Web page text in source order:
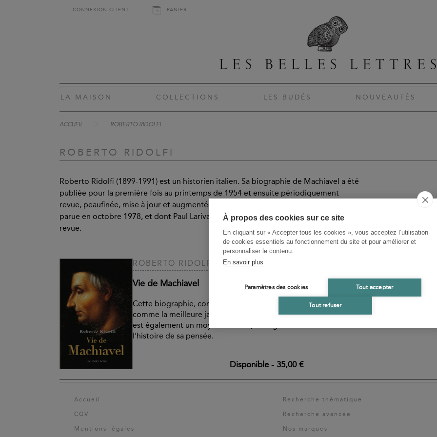
À propos des cookies sur ce site
En cliquant sur « Accepter tous les cookies », vous acceptez l’utilisation
de cookies essentiels au fonctionnement du site et pour améliorer et
personnaliser le contenu.
En savoir plus
Paramètres des cookies Tout accepter
Tout refuser
CONNEXION CLIENT PANIER
LA MAISON COLLECTIONS LES BUDÉS NOUVEAUTÉS
ACCUEIL ROBERTO RIDOLFI
ROBERTO RIDOLFI
Roberto Ridolfi (1899-1991) est un historien italien. Sa biographie de Machiavel a été
publiée pour la première fois au printemps de 1954 et ensuite périodiquement
revue, peaufinée, mise à jour et augmentée jusqu’à la septième et dernière édition,
parue en octobre 1978, et dont Paul Larivaille donne ici la traduction et l’annotation
revue.
ROBERTO RIDOLFI
Vie de Machiavel
Cette biographie, considérée par beaucoup
comme la meilleure jamais dédiée à Machiavel,
est également un moyen d’accès privilégié à
l’histoire de sa pensée.
Disponible- 35,00 €
Accueil
CGV
Mentions légales
Recherche thématique
Recherche avancée
Nos marques